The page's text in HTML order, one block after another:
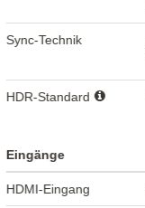
Sync-Technik
HDR-Standard
Eingänge
HDMI-Eingang